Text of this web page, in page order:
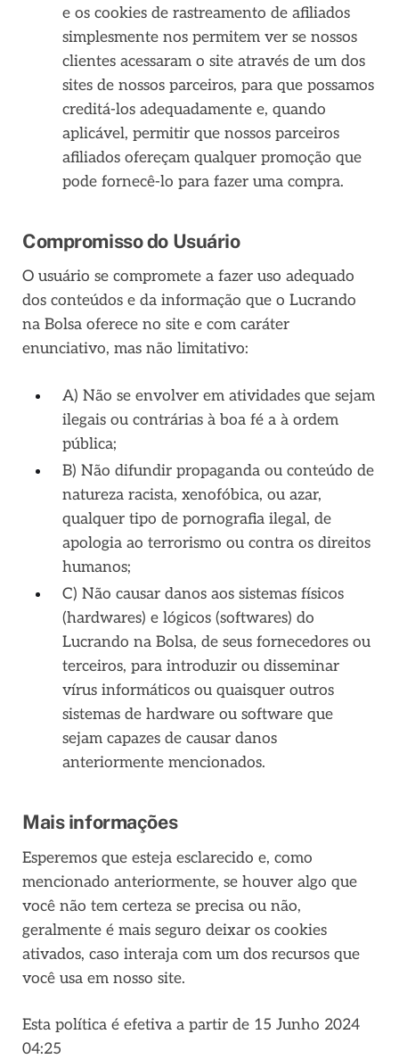
e os cookies de rastreamento de afiliados
simplesmente nos permitem ver se nossos
clientes acessaram o site através de um dos
sites de nossos parceiros, para que possamos
creditá-los adequadamente e, quando
aplicável, permitir que nossos parceiros
afiliados ofereçam qualquer promoção que
pode fornecê-lo para fazer uma compra.
Compromisso do Usuário
O usuário se compromete a fazer uso adequado
dos conteúdos e da informação que o Lucrando
na Bolsa oferece no site e com caráter
enunciativo, mas não limitativo:
A) Não se envolver em atividades que sejam
ilegais ou contrárias à boa fé a à ordem
pública;
B) Não difundir propaganda ou conteúdo de
natureza racista, xenofóbica, ou azar,
qualquer tipo de pornografia ilegal, de
apologia ao terrorismo ou contra os direitos
humanos;
C) Não causar danos aos sistemas físicos
(hardwares) e lógicos (softwares) do
Lucrando na Bolsa, de seus fornecedores ou
terceiros, para introduzir ou disseminar
vírus informáticos ou quaisquer outros
sistemas de hardware ou software que
sejam capazes de causar danos
anteriormente mencionados.
Mais informações
Esperemos que esteja esclarecido e, como
mencionado anteriormente, se houver algo que
você não tem certeza se precisa ou não,
geralmente é mais seguro deixar os cookies
ativados, caso interaja com um dos recursos que
você usa em nosso site.
Esta política é efetiva a partir de 15 Junho 2024
04:25